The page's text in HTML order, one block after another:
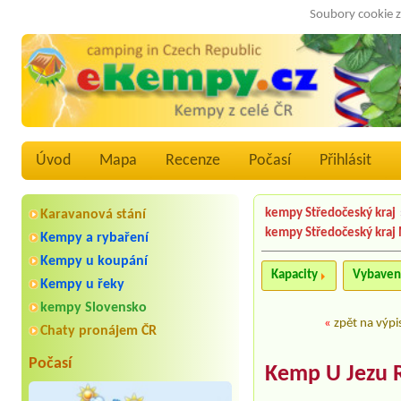
Soubory cookie
Úvod Mapa Recenze Počasí Přihlásit
Karavanová stání
Kempy a rybaření
Kempy u koupání
Kempy u řeky
kempy Slovensko
Chaty pronájem ČR
Počasí
kempy Středočeský kraj
kempy Středočeský kraj
Kapacity
«zpět na
Kemp U Jezu